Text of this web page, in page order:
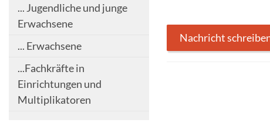
... Jugendliche und junge
Erwachsene
... Erwachsene
...Fachkräfte in
Einrichtungen und
Multiplikatoren
Nachricht